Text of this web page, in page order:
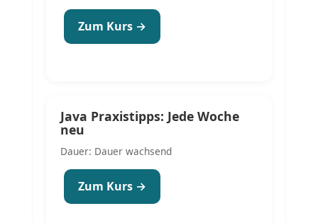
Zum Kurs →
Java Praxistipps: Jede Woche
neu
Dauer: Dauer wachsend
Zum Kurs →